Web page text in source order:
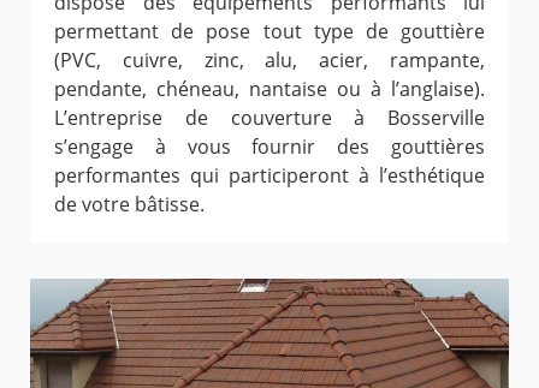
permettant de pose tout type de gouttière
(PVC, cuivre, zinc, alu, acier, rampante,
pendante, chéneau, nantaise ou à l’anglaise).
L’entreprise de couverture à Bosserville
s’engage à vous fournir des gouttières
performantes qui participeront à l’esthétique
de votre bâtisse.